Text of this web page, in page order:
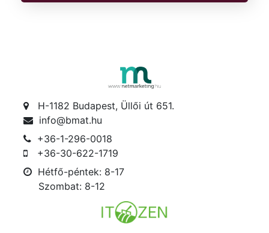
H-1182 Budapest, Üllői út 651.
info@bmat.hu
+36-1-296-0018
+36-30-622-1719
Hétfő-péntek: 8-17
Szombat: 8-12